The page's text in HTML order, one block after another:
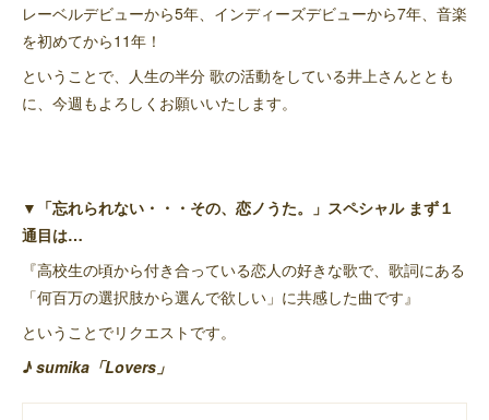
レーベルデビューから5年、インディーズデビューから7年、音楽
を初めてから11年！
ということで、人生の半分 歌の活動をしている井上さんととも
に、今週もよろしくお願いいたします。
▼「忘れられない・・・その、恋ノうた。」スペシャル まず１
通目は…
『高校生の頃から付き合っている恋人の好きな歌で、歌詞にある
「何百万の選択肢から選んで欲しい」に共感した曲です』
ということでリクエストです。
♪ sumika「Lovers」